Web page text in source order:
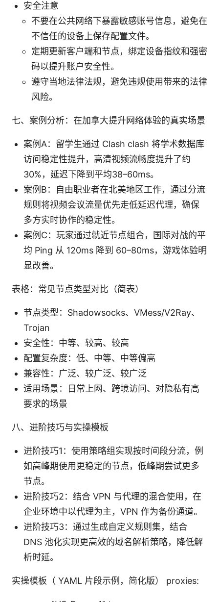
安全注意
不要在公共网络下暴露敏感账号信息，避免在
不信任的设备上保存配置文件。
定期更新客户端和节点，绑定设备指纹和强密
码以提升账户安全性。
遵守当地法律法规，避免违规使用带来的法律
风险。
七、案例分析：在加拿大提升网络体验的真实场景
案例A：留学生通过 Clash clash 将学术数据库
访问稳定性提升，高清视频流畅度提升了约
30%，延迟下降到平均38–60ms。
案例B：自由职业者在北美地区工作，通过分流
规则将视频会议流量优先走低延迟代理，确保
多方实时协作的稳定性。
案例C：玩家通过就近节点组合，国际对战的平
均 Ping 从 120ms 降到 60–80ms，游戏体验明
显改善。
表格：常见节点类型对比（简表）
节点类型：Shadowsocks、VMess/V2Ray、
Trojan
安全性：中等、较高、较高
配置复杂度：低、中等、中等偏高
兼容性：广泛、较广泛、较广泛
适用场景：日常上网、跨境访问、对隐私有高
要求的场景
八、进阶技巧与实操模板
进阶技巧1：使用策略组实现按时间段分流，例
如高峰期使用更稳定的节点，低峰期尝试更多
节点。
进阶技巧2：结合 VPN 与代理的混合使用，在
企业环境中以代理为主，VPN 作为备份通道。
进阶技巧3：通过生成自定义规则集，结合
DNS 池化实现更高效的域名解析策略，降低解
析时延。
实操模板（ YAML 片段示例，简化版） proxies: